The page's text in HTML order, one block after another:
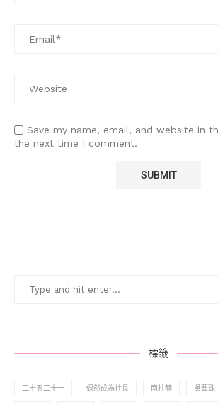
Save my name, email, and website in
the next time I comment.
標籤
二十五二十一 偶然成為社長 南柱赫 吳藝珠